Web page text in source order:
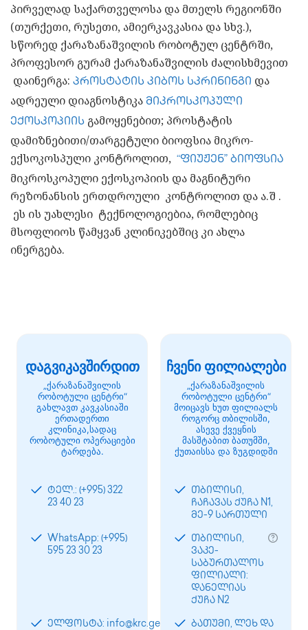
პირველად საქართველოსა და მთელს რეგიონში
(თურქეთი, რუსეთი, ამიერკავკასია და სხვ.),
სწორედ ქარაზანაშვილის რობოტულ ცენტრში,
პროფესორ გურამ ქარაზანაშვილის ძალისხმევით
დაინერგა: პროსტატის კიბოს სკრინინგი და
ადრეული დიაგნოსტიკა მიკროსკოპული
ექოსკოპიის გამოყენებით; პროსტატის
დამიზნებითი/თარგეტული ბიოფსია მიკრო-
ექსოკოსპული კონტროლით, “ფიუჟენ” ბიოფსია
მიკროსკოპული ექოსკოპიის და მაგნიტური
რეზონანსის ერთდროული კონტროლით და ა.შ .
ეს ის უახლესი ტექნოლოგიებია, რომლებიც
მსოფლიოს წამყვან კლინიკებშიც კი ახლა
ინერგება.
დაგვიკავშირდით
„ქარაზანაშვილის
რობოტული ცენტრი“
გახლავთ კავკასიაში
ერთადერთი
კლინიკა,სადაც
რობოტული ოპერაციები
ტარდება.
ტელ.: (+995) 322
23 40 23
WhatsApp: (+995)
595 23 30 23
ელფოსტა: info@krc.ge
ჩვენი ფილიალები
„ქარაზანაშვილის
რობოტული ცენტრი“
მოიცავს ხუთ ფილიალს
როგორც თბილისში,
ასევე ქვეყნის
მასშტაბით ბათუმში,
ქუთაისსა და ზუგდიდში
თბილისი,
ჩაჩავას ქუჩა N1,
მე-9 სართული
თბილისი,
ვაკე-
საბურთალოს
ფილიალი:
დანელიას
ქუჩა N2
ბათუმი, ლეხ და